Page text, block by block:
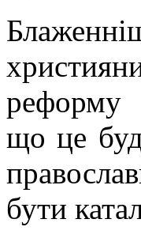
що це
бути